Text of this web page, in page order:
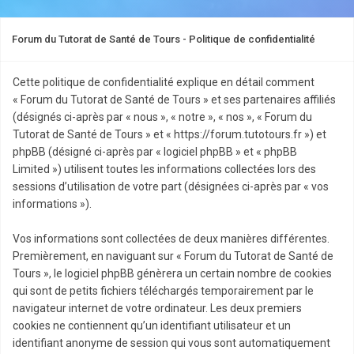
Forum du Tutorat de Santé de Tours - Politique de confidentialité
Cette politique de confidentialité explique en détail comment
« Forum du Tutorat de Santé de Tours » et ses partenaires affiliés
(désignés ci-après par « nous », « notre », « nos », « Forum du
Tutorat de Santé de Tours » et « https://forum.tutotours.fr ») et
phpBB (désigné ci-après par « logiciel phpBB » et « phpBB
Limited ») utilisent toutes les informations collectées lors des
sessions d’utilisation de votre part (désignées ci-après par « vos
informations »).
Vos informations sont collectées de deux manières différentes.
Premièrement, en naviguant sur « Forum du Tutorat de Santé de
Tours », le logiciel phpBB génèrera un certain nombre de cookies
qui sont de petits fichiers téléchargés temporairement par le
navigateur internet de votre ordinateur. Les deux premiers
cookies ne contiennent qu’un identifiant utilisateur et un
identifiant anonyme de session qui vous sont automatiquement